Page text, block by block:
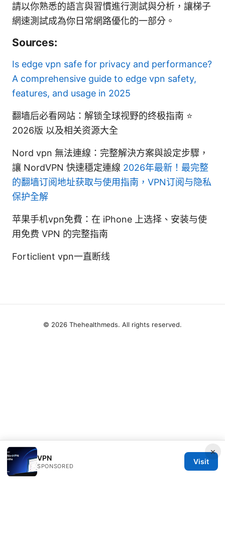
請以你熟悉的語言與習慣進行測試與分析，讓梯子
網速測試成為你日常網路優化的一部分。
Sources:
Is edge vpn safe for privacy and performance?
A comprehensive guide to edge vpn safety,
features, and usage in 2025
翻墙后必看网站：解锁全球视野的终极指南 ⭐
2026版 以及相关资源大全
Nord vpn 無法連線：完整解決方案與設定步驟，
讓 NordVPN 快速穩定連線 2026年最新！最完整
的翻墙订阅地址获取与使用指南，VPN订阅与隐私
保护全解
苹果手机vpn免費：在 iPhone 上选择、安装与使
用免费 VPN 的完整指南
Forticlient vpn一直断线
×
VPN
SPONSORED
Visit
© 2026 Thehealthmeds. All rights reserved.